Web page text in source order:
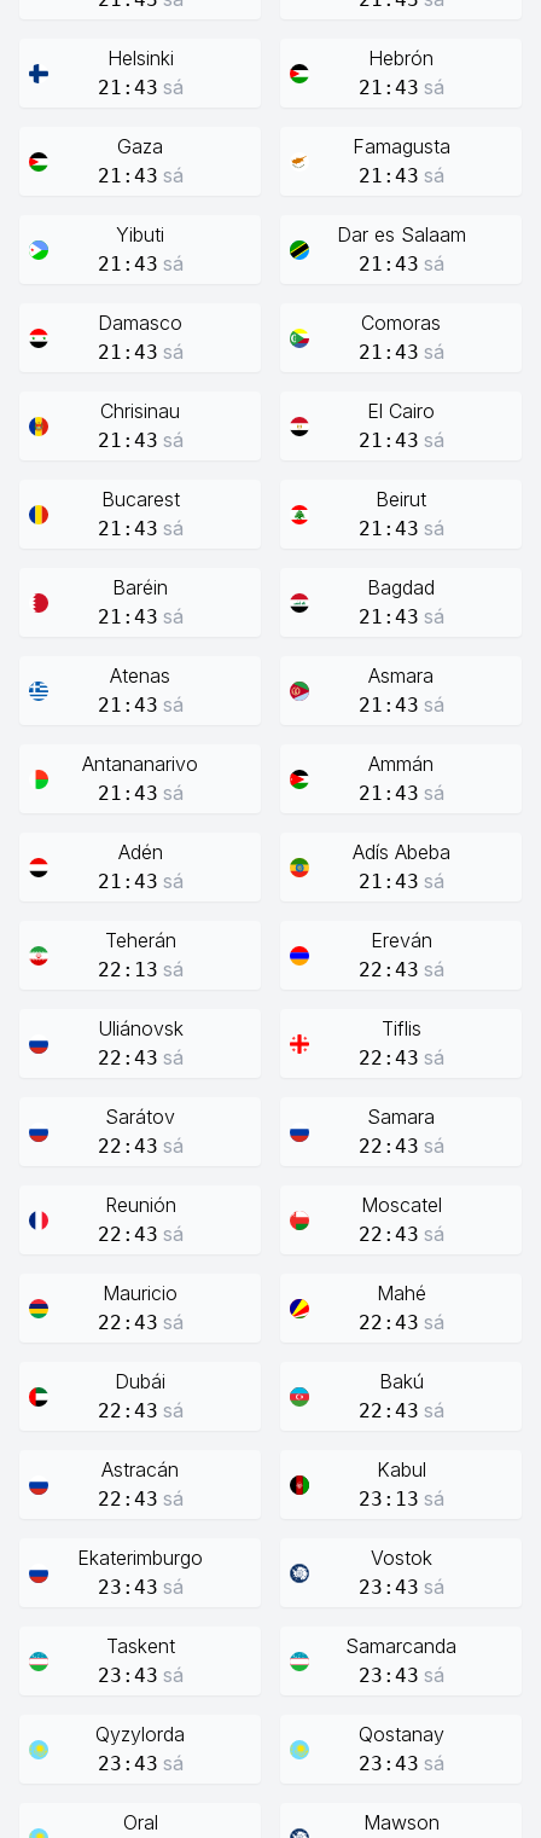
Helsinki
21:43 sá
Hebrón
21:43 sá
Gaza
21:43 sá
Famagusta
21:43 sá
Yibuti
21:43 sá
Dar es Salaam
21:43 sá
Damasco
21:43 sá
Comoras
21:43 sá
Chrisinau
21:43 sá
El Cairo
21:43 sá
Bucarest
21:43 sá
Beirut
21:43 sá
Baréin
21:43 sá
Bagdad
21:43 sá
Atenas
21:43 sá
Asmara
21:43 sá
Antananarivo
21:43 sá
Ammán
21:43 sá
Adén
21:43 sá
Adís Abeba
21:43 sá
Teherán
22:13 sá
Ereván
22:43 sá
Uliánovsk
22:43 sá
Tiflis
22:43 sá
Sarátov
22:43 sá
Samara
22:43 sá
Reunión
22:43 sá
Moscatel
22:43 sá
Mauricio
22:43 sá
Mahé
22:43 sá
Dubái
22:43 sá
Bakú
22:43 sá
Astracán
22:43 sá
Kabul
23:13 sá
Ekaterimburgo
23:43 sá
Vostok
23:43 sá
Taskent
23:43 sá
Samarcanda
23:43 sá
Qyzylorda
23:43 sá
Qostanay
23:43 sá
Oral Mawson